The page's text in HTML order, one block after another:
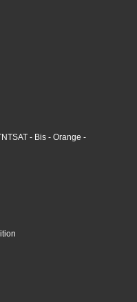
- Bis - Orange -